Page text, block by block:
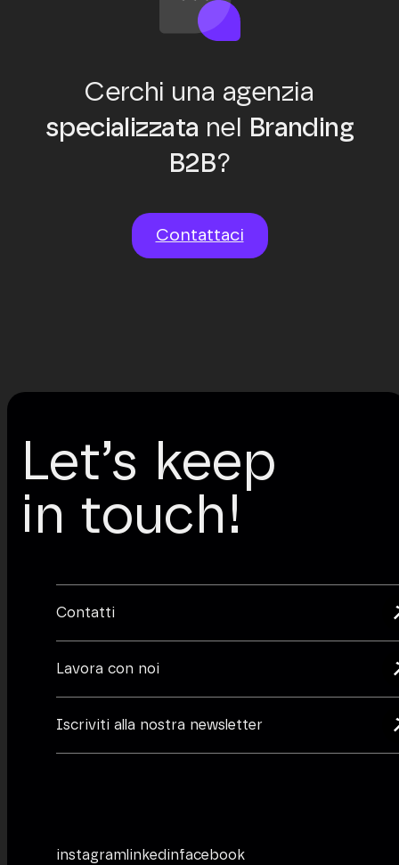
Cerchi una agenzia
specializzata nel
Branding
B2B?
Contattaci
Let’s keep
in touch!
Contatti
Lavora con noi
Iscriviti alla nostra newsletter
instagram linkedinfacebook